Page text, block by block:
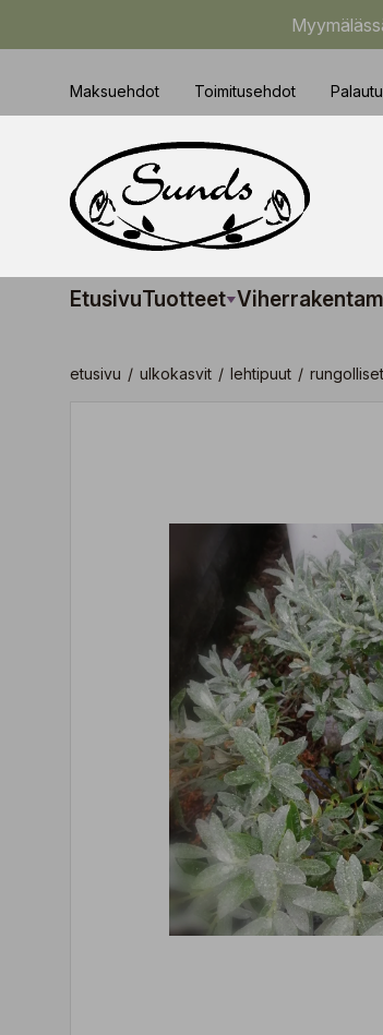
Maksuehdot Toimitusehdot
EtusivuTuotteet
etusivu / ulkokasvit / lehtipuut /